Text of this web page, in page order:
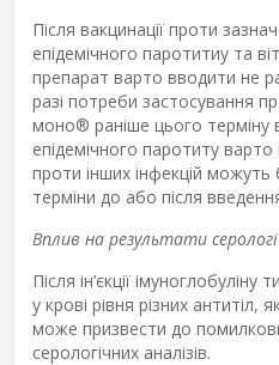
Після вакцинації проти
епідемічного паротитиу та
препарат варто вводити не
разі потреби застосування
моно® раніше цього
епідемічного паротиту
проти інших інфекцій можуть
терміни до або після
Вплив на результати
Після ін’єкції
у крові рівня різних антитіл,
може призвести до
серологічних аналізів.